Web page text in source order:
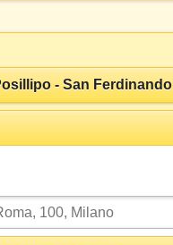
- San Ferdinando